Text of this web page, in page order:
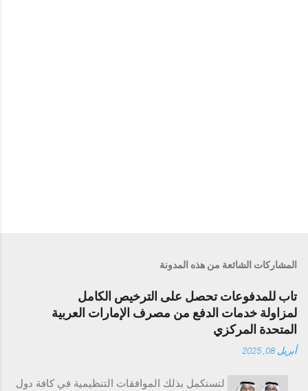
المشاركات الشائعة من هذه المدونة
تاب للمدفوعات تحصل على الترخيص الكامل
لمزاولة خدمات الدفع من مصرف الإمارات العربية
المتحدة المركزي
أبريل 08, 2025
لتستكمل بذلك الموافقات التنظيمية في كافة دول